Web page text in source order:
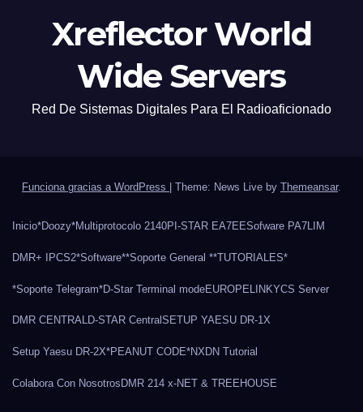
Xreflector World
Wide Servers
Red De Sistemas Digitales Para El Radioaficionado
Funciona gracias a WordPress | Theme: News Live by Themeansar.
Inicio*Doozy*Multiprotocolo 2140PI-STAR EA7EESofware PA7LIM
DMR+ IPCS2*Software**Soporte General **TUTORIALES*
*Soporte Telegram*D-Star Terminal modeEUROPELINKYCS Server
DMR CENTRALD-STAR CentralSETUP YAESU DR-1X
Setup Yaesu DR-2X*PEANUT CODE*NXDN Tutorial
Colabora Con Nosotros DMR 214 x-NET & TREEHOUSE